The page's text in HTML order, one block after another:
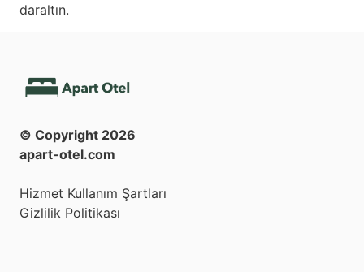
daraltın.
© Copyright 2026
apart-otel.com
Hizmet Kullanım Şartları
Gizlilik Politikası